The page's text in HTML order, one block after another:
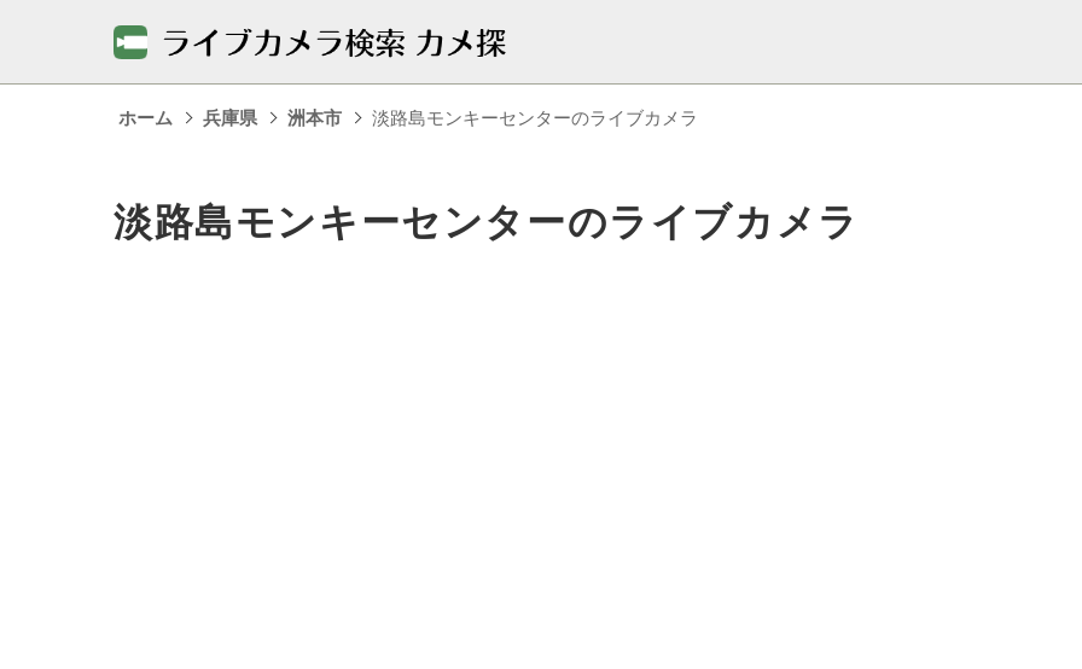
ホーム 兵庫県 洲本市 淡路島モンキーセンターのライブカメラ
淡路島モンキーセンターのライブカメラ